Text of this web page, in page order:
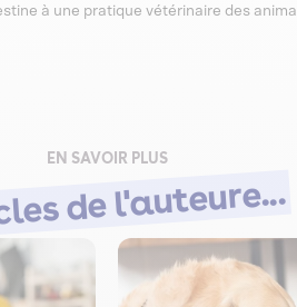
à une pratique vétérinaire des
EN SAVOIR PLUS
de l'auteure...